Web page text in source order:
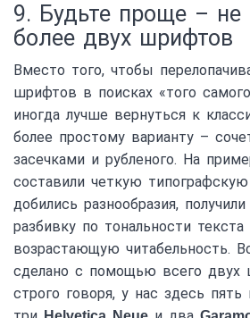
9. Будьте проще – не
более двух шрифтов
Вместо того, чтобы
шрифтов в поисках «того
иногда лучше вернуться к
более простому варианту –
засечками и рубленого. На
составили четкую
добились разнообразия,
разбивку по тональности текста
возрастающую читабельность.
сделано с помощью всего двух
строго говоря, у нас здесь